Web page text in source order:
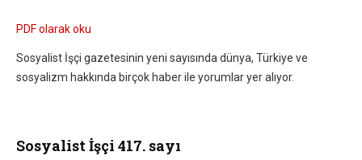
PDF olarak oku
Sosyalist İşçi gazetesinin yeni sayısında dünya, Türkiye ve
sosyalizm hakkında birçok haber ile yorumlar yer alıyor.
Sosyalist İşçi 417. sayı